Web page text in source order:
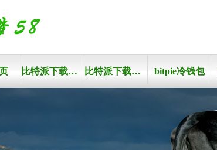
比特派下载官网 比特派下载地址 bitpie冷钱包